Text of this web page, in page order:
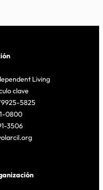
Living
clave
5825
0800
3506